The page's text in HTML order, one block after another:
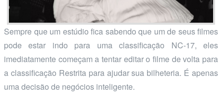
Sempre que um estúdio fica sabendo que um de seus filmes
pode estar indo para uma classificação NC-17, eles
imediatamente começam a tentar editar o filme de volta para
a classificação Restrita para ajudar sua bilheteria. É apenas
uma decisão de negócios inteligente.